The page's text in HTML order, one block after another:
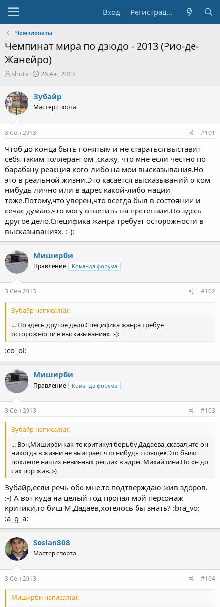
Вход Регистрация
Чемпионаты
Чемпинат мира по дзюдо - 2013 (Рио-де-
Жанейро)
А
т
о
р
т
е
м
shota
Д
а
н
ч
а
26 Авг 2013
Зубайр
Мастер спорта
3 Сен 2013 #101
Чтоб до конца быть понятым и не стараться выставит
себя таким толлерантом ,скажу, что мне если честно по
барабану реакция кого-либо на мои высказывания.Но
это в реальной жизни.Это касается высказываний о ком
нибудь лично или в адрес какой-либо нации
тоже.Потому,что уверен,что всегда был в состоянии и
сечас думаю,что могу ответить на претензии.Но здесь
другое дело.Специфика жанра требует осторожности в
высказываниях. :-):
Миширби
Правление Команда форума
3 Сен 2013 #102
Зубайр написал(а):
... Но здесь другое дело.Специфика жанра требует
осторожности в высказываниях. :-):
:co_ol:
Миширби
Правление Команда форума
3 Сен 2013 #103
Зубайр написал(а):
... Вон,Миширби как-то критикуя борьбу Дадаева ,сказал,что он
никогда в жизни не выиграет что нибудь стоящее.Это было
похлеше наших невинных реплик в адрес Михайлина.Но он до
сих пор жив. :-)
Зубайр,если речь обо мне,то подтверждаю-жив здоров.
:-) А вот куда на целый год пропал мой персонаж
критики,то биш М.Дадаев,хотелось бы знать? :bra_vo:
:a_g_a:
Soslan808
Мастер спорта
3 Сен 2013 #104
Миширби написал(а):